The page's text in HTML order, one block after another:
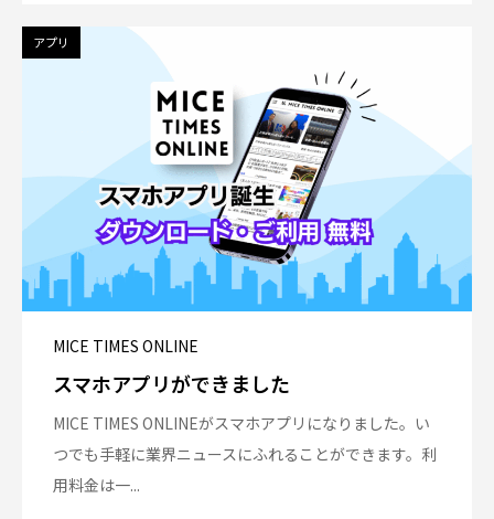
MICE TIMES ONLINE
スマホアプリができました
MICE TIMES ONLINEがスマホアプリになりました。い
つでも手軽に業界ニュースにふれることができます。利
用料金は一...
アプリ